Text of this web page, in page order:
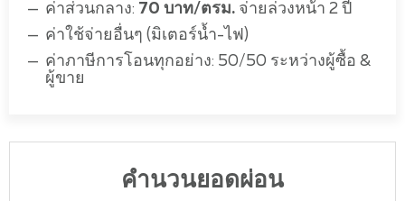
ค่าส่วนกลาง: 70 บาท/ตรม. จ่ายล่วงหน้า 2 ปี
ค่าใช้จ่ายอื่นๆ (มิเตอร์น้ำ-ไฟ)
ค่าภาษีการโอนทุกอย่าง: 50/50 ระหว่างผู้ซื้อ &
ผู้ขาย
คำนวนยอดผ่อน